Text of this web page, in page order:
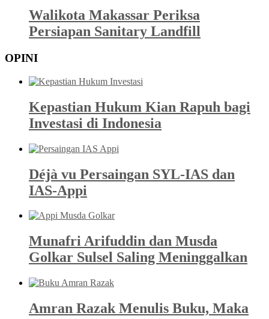
Walikota Makassar Periksa
Persiapan Sanitary Landfill
OPINI
Kepastian Hukum Kian Rapuh bagi
Investasi di Indonesia
Déjà vu Persaingan SYL-IAS dan
IAS-Appi
Munafri Arifuddin dan Musda
Golkar Sulsel Saling Meninggalkan
Amran Razak Menulis Buku, Maka